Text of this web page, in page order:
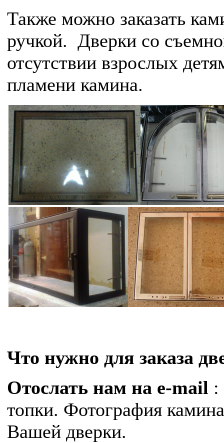
Также можно заказать
ручкой. Дверки со
отсутствии взрослых
пламени камина.
Что нужно для заказа
Отослать нам на e-mail :
топки. Фотография
Вашей дверки.